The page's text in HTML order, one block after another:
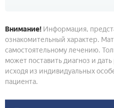
Внимание! Информация,
ознакомительный характер.
самостоятельному лечению.
может поставить диагноз и
исходя из индивидуальных
пациента.